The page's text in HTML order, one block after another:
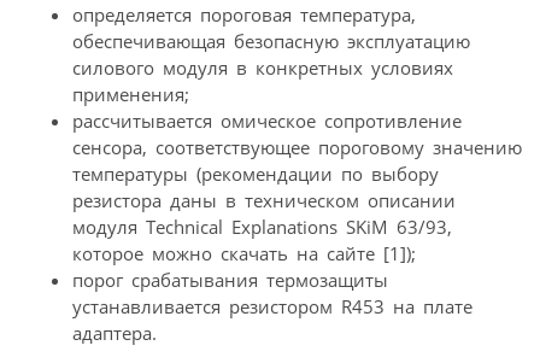
определяется пороговая температура,
обеспечивающая безопасную эксплуатацию
силового модуля в конкретных условиях
применения;
рассчитывается омическое сопротивление
сенсора, соответствующее пороговому значению
температуры (рекомендации по выбору
резистора даны в техническом описании
модуля Technical Explanations SKiM 63/93,
которое можно скачать на сайте [1]);
порог срабатывания термозащиты
устанавливается резистором R453 на плате
адаптера.